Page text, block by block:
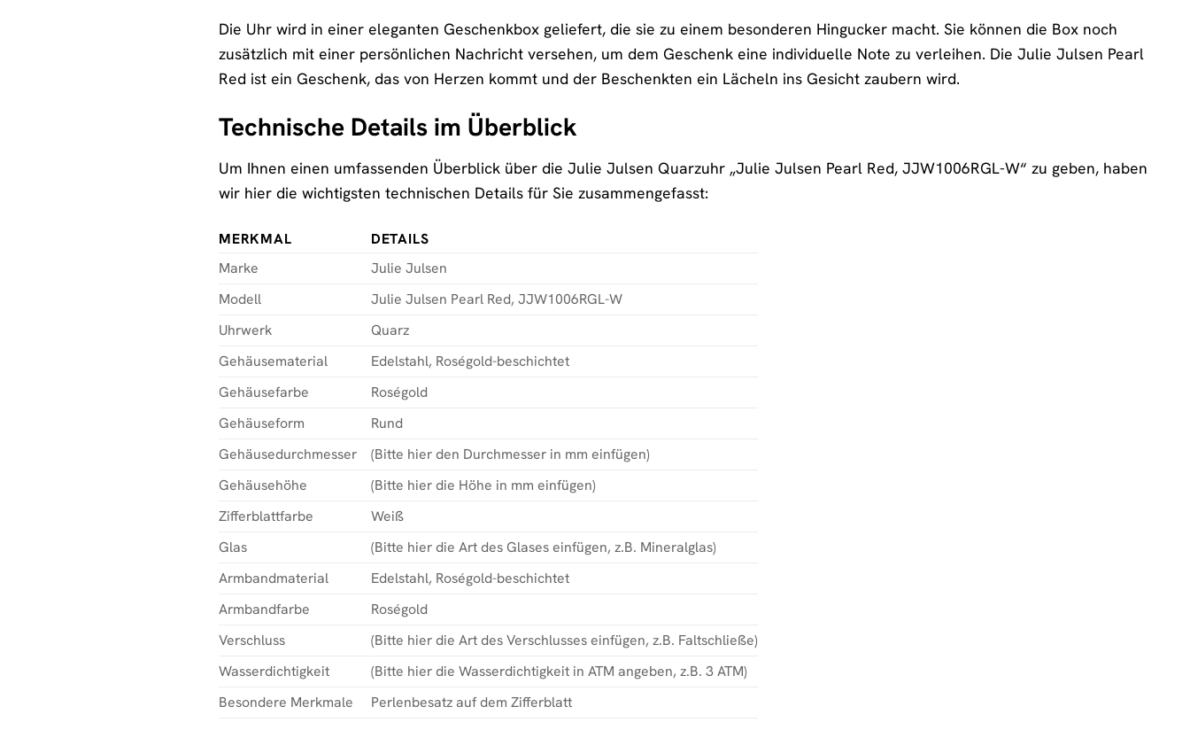
Die Uhr wird in einer eleganten Geschenkbox geliefert, die sie zu einem besonderen Hingucker macht. Sie können die Box noch
zusätzlich mit einer persönlichen Nachricht versehen, um dem Geschenk eine individuelle Note zu verleihen. Die Julie Julsen Pearl
Red ist ein Geschenk, das von Herzen kommt und der Beschenkten ein Lächeln ins Gesicht zaubern wird.
Technische Details im Überblick
Um Ihnen einen umfassenden Überblick über die Julie Julsen Quarzuhr „Julie Julsen Pearl Red, JJW1006RGL-W“ zu geben, haben
wir hier die wichtigsten technischen Details für Sie zusammengefasst:
MERKMAL
DETAILS
Marke
Julie Julsen
Modell
Julie Julsen Pearl Red, JJW1006RGL-W
Uhrwerk
Quarz
Gehäusematerial
Edelstahl, Roségold-beschichtet
Gehäusefarbe
Roségold
Gehäuseform
Rund
Gehäusedurchmesser
(Bitte hier den Durchmesser in mm einfügen)
Gehäusehöhe
(Bitte hier die Höhe in mm einfügen)
Zifferblattfarbe
Weiß
Glas
(Bitte hier die Art des Glases einfügen, z.B. Mineralglas)
Armbandmaterial
Edelstahl, Roségold-beschichtet
Armbandfarbe
Roségold
Verschluss
(Bitte hier die Art des Verschlusses einfügen, z.B. Faltschließe)
Wasserdichtigkeit
(Bitte hier die Wasserdichtigkeit in ATM angeben, z.B. 3 ATM)
Besondere Merkmale
Perlenbesatz auf dem Zifferblatt